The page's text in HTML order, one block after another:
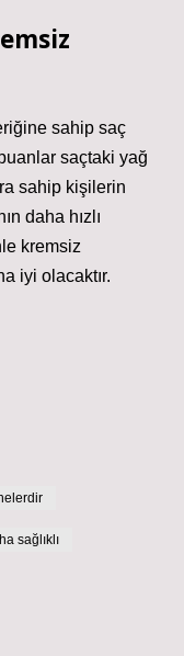
sahip saç
saçtaki yağ
sahip kişilerin
daha hızlı
kremsiz
iyi olacaktır.
sağlıklı